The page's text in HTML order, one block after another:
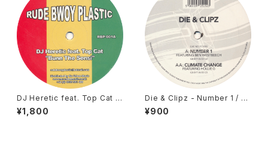
DJ Heretic feat. Top Cat -
Bunn The Sensi [Rude Bw
oy Plastic / 2000]
¥1,800
Die & Clipz - Number 1 / Cl
imate Change [Full Cycle /
2006]
¥900